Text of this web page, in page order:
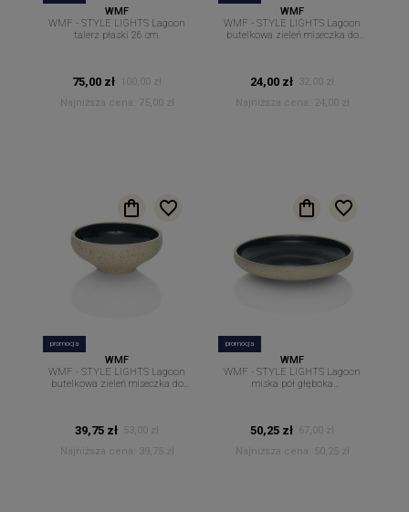
WMF
WMF - STYLE LIGHTS Lagoon
talerz płaski 26 cm.
75,00 zł
100,00 zł
Najniższa cena:
75,00 zł
WMF
WMF - STYLE LIGHTS Lagoon
butelkowa zieleń miseczka do
24,00 zł
32,00 zł
Najniższa cena:
24,00 zł
promocja
WMF
WMF - STYLE LIGHTS Lagoon
butelkowa zieleń miseczka do
39,75 zł
53,00 zł
Najniższa cena:
39,75 zł
promocja
WMF
WMF - STYLE LIGHTS Lagoon
miska pół głęboka
50,25 zł 67,00 zł
Najniższa cena:
50,25 zł